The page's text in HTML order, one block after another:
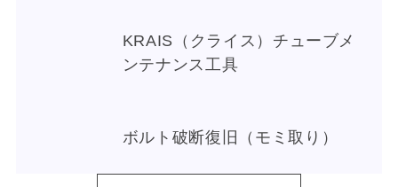
KRAIS（クライス）チューブメ
ンテナンス工具
ボルト破断復旧（モミ取り）